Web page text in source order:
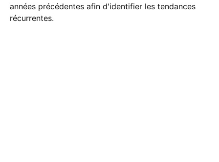
années précédentes afin d'identifier les tendances
récurrentes.